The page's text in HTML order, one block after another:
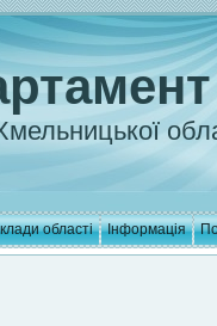
області Інформація